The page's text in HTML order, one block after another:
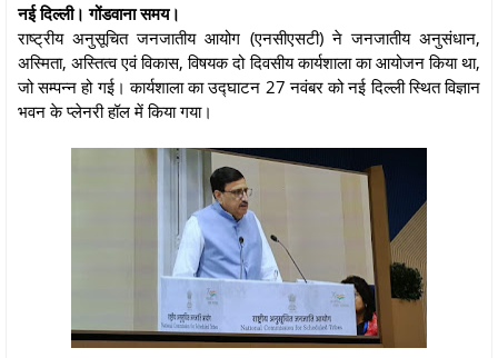
नई दिल्ली। गोंडवाना समय।
राष्ट्रीय अनुसूचित जनजातीय आयोग (एनसीएसटी) ने जनजातीय अनुसंधान,
अस्मिता, अस्तित्व एवं विकास, विषयक दो दिवसीय कार्यशाला का आयोजन किया था,
जो सम्पन्न हो गई। कार्यशाला का उद्घाटन 27 नवंबर को नई दिल्ली स्थित विज्ञान
भवन के प्लेनरी हॉल में किया गया।